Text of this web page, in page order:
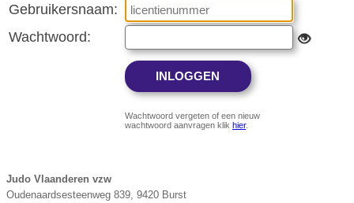
Gebruikersnaam:
Wachtwoord:
Wachtwoord vergeten of een nieuw
wachtwoord aanvragen klik hier.
Judo Vlaanderen vzw
Oudenaardsesteenweg 839, 9420 Burst